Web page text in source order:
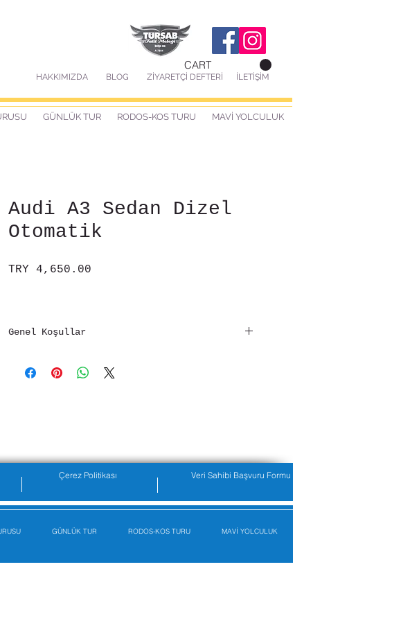
CART
HAKKIMIZDA BLOG ZİYARETÇİ DEFTERİ İLETİŞİM
Audi A3 Sedan Dizel
Otomatik
TRY 4,650.00
Genel Koşullar
İşbu sözleşme ile kiralayan Genç Seyahat
belirtilen koşullara uygun olarak kullanmayı
(kiralama süresi, dönüş istasyonu vs.) kira
kabul ettiğini beyan ve taahhüt eder.
şahsından kaynaklanan tüm yükümlülükleri
beyan ettiği adrese yapılan tüm bildirimler
GÜNLÜK TUR RODOS-KOS TURU MAVİ YOLCULUK
Çerez Politikası Veri Sahibi Başvuru Formu
GÜNLÜK TUR RODOS-KOS TURU MAVİ YOLCULUK